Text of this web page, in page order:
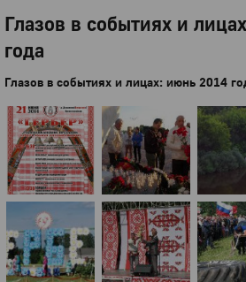
Глазов в событиях и
года
Глазов в событиях и лицах: июнь 2014